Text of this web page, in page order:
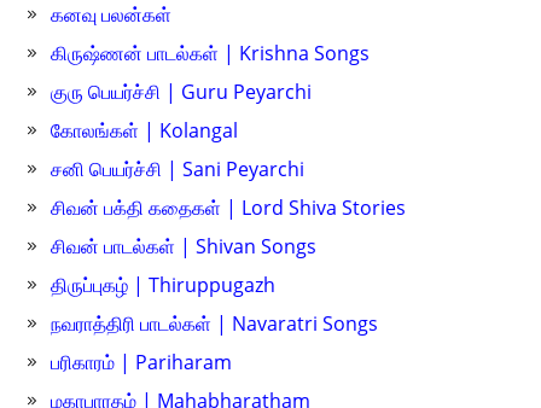
கனவு பலன்கள்
கிருஷ்ணன் பாடல்கள் | Krishna Songs
குரு பெயர்ச்சி | Guru Peyarchi
கோலங்கள் | Kolangal
சனி பெயர்ச்சி | Sani Peyarchi
சிவன் பக்தி கதைகள் | Lord Shiva Stories
சிவன் பாடல்கள் | Shivan Songs
திருப்புகழ் | Thiruppugazh
நவராத்திரி பாடல்கள் | Navaratri Songs
பரிகாரம் | Pariharam
மகாபாரதம் | Mahabharatham